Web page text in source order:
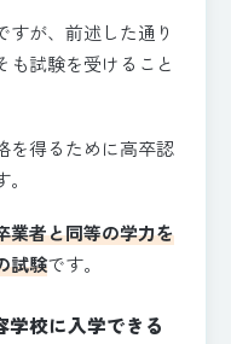
が、前述した通り
も試験を受けること
を得るために高卒認
業者と同等の学力を
試験です。
校に入学できる